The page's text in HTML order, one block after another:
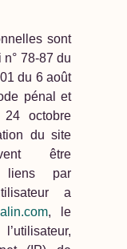
sont
78-87 du
du 6 août
pénal et
24 octobre
du site
être
liens par
a
, le